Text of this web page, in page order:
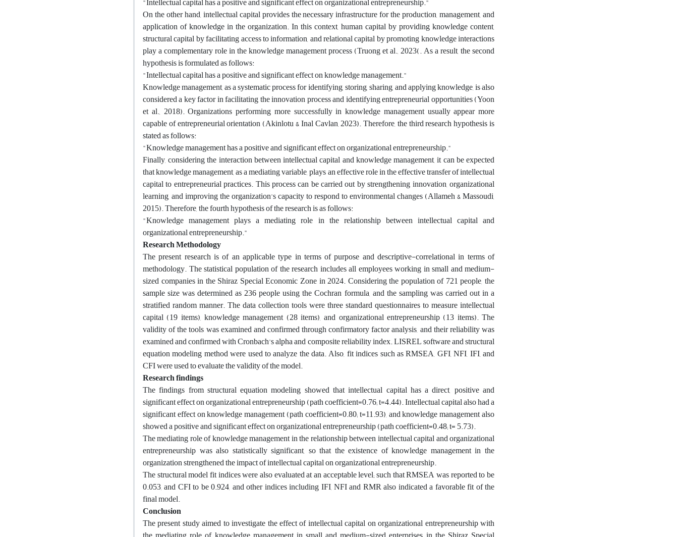
On the other hand, intellectual capital provides the necessary infrastructure for the production, management, and
application of knowledge in the organization. In this context, human capital by providing knowledge content,
structural capital by facilitating access to information, and relational capital by promoting knowledge interactions
play a complementary role in the knowledge management process (Truong et al., 2023(. As a result, the second
hypothesis is formulated as follows:
"Intellectual capital has a positive and significant effect on knowledge management."
Knowledge management, as a systematic process for identifying, storing, sharing, and applying knowledge, is also
considered a key factor in facilitating the innovation process and identifying entrepreneurial opportunities (Yoon
et al., 2018). Organizations performing more successfully in knowledge management usually appear more
capable of entrepreneurial orientation (Akinlotu & Inal Cavlan, 2023). Therefore, the third research hypothesis is
stated as follows:
"Knowledge management has a positive and significant effect on organizational entrepreneurship."
Finally, considering the interaction between intellectual capital and knowledge management, it can be expected
that knowledge management, as a mediating variable, plays an effective role in the effective transfer of intellectual
capital to entrepreneurial practices. This process can be carried out by strengthening innovation, organizational
learning, and improving the organization's capacity to respond to environmental changes (Allameh & Massoudi,
2015). Therefore, the fourth hypothesis of the research is as follows:
"Knowledge management plays a mediating role in the relationship between intellectual capital and
organizational entrepreneurship."
Research Methodology
The present research is of an applicable type in terms of purpose and descriptive-correlational in terms of
methodology. The statistical population of the research includes all employees working in small and medium-
sized companies in the Shiraz Special Economic Zone in 2024. Considering the population of 721 people, the
sample size was determined as 236 people using the Cochran formula, and the sampling was carried out in a
stratified random manner. The data collection tools were three standard questionnaires to measure intellectual
capital (19 items), knowledge management (28 items), and organizational entrepreneurship (13 items). The
validity of the tools was examined and confirmed through confirmatory factor analysis, and their reliability was
examined and confirmed with Cronbach's alpha and composite reliability index. LISREL software and structural
equation modeling method were used to analyze the data. Also, fit indices such as RMSEA, GFI, NFI, IFI, and
CFI were used to evaluate the validity of the model.
Research findings
The findings from structural equation modeling showed that intellectual capital has a direct, positive and
significant effect on organizational entrepreneurship (path coefficient=0.76; t=4.44). Intellectual capital also had a
significant effect on knowledge management (path coefficient=0.80; t=11.93), and knowledge management also
showed a positive and significant effect on organizational entrepreneurship (path coefficient=0.48; t= 5.73).
The mediating role of knowledge management in the relationship between intellectual capital and organizational
entrepreneurship was also statistically significant, so that the existence of knowledge management in the
organization strengthened the impact of intellectual capital on organizational entrepreneurship.
The structural model fit indices were also evaluated at an acceptable level; such that RMSEA was reported to be
0.053, and CFI to be 0.924, and other indices including IFI, NFI and RMR also indicated a favorable fit of the
final model.
Conclusion
The present study aimed to investigate the effect of intellectual capital on organizational entrepreneurship with